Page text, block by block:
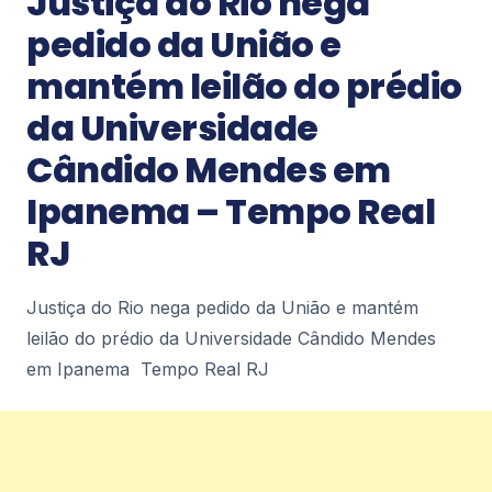
CONTAR COM ÁREA DO 1º ANDAR TOTALMENTE
REFORMADA Prefeitura Municipal de Duque de
Caxias
2
Notícias
Falso médico é preso em flagrante
durante atendimento a criança com
câncer em Nova Iguaçu –
diariodorio.com
Falso médico é preso em flagrante durante
atendimento a criança com câncer em Nova
Notícias
Gabinete de Crise e reforça ações
pedido da União e
mantém leilão do prédio
da Universidade
Cândido Mendes em
Ipanema – Tempo Real
RJ
Justiça do Rio nega pedido da União e mantém
leilão do prédio da Universidade Cândido Mendes
em Ipanema Tempo Real RJ